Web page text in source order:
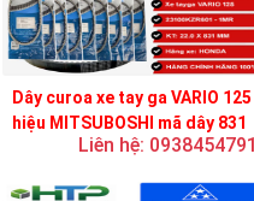
Dây curoa xe tay ga VARIO 125
hiệu MITSUBOSHI mã dây 831
Liên hệ: 0938454791